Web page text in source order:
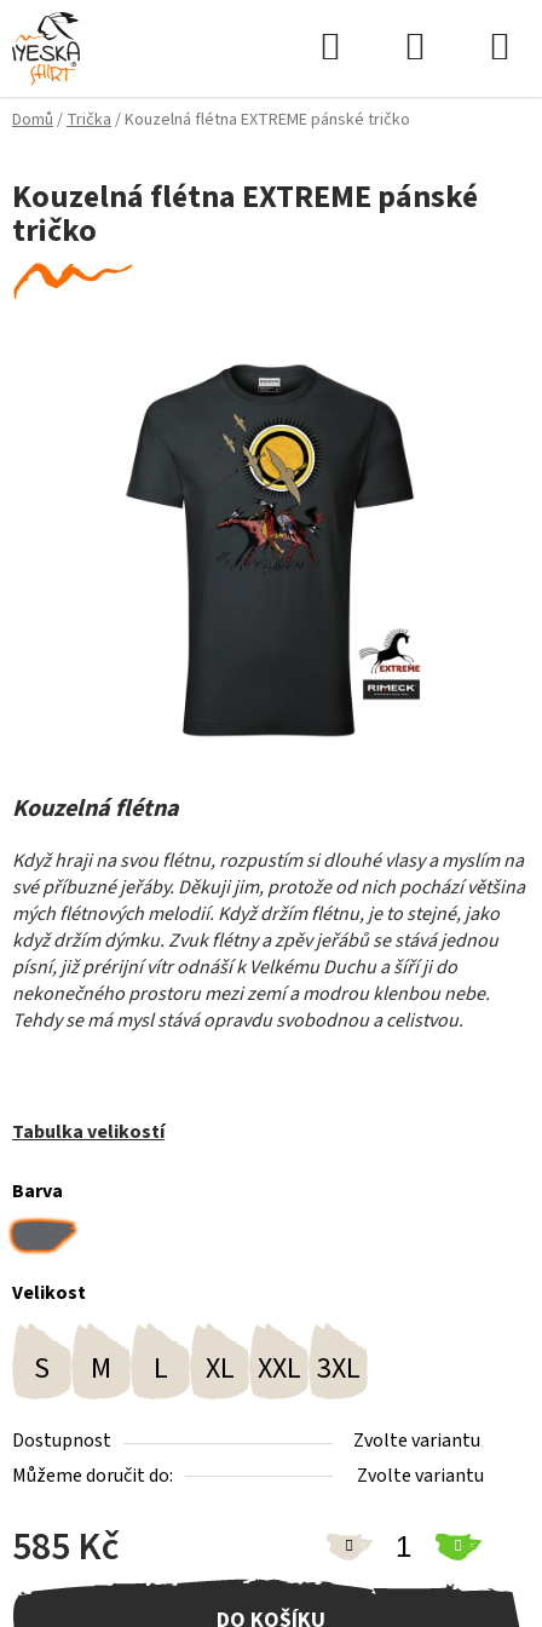
Přejít
na
obsah
Domů/Trička/Kouzelná flétna EXTREME pánské tričko
Kouzelná flétna
Když hraji na svou flétnu, rozpustím si dlouhé vlasy a myslím na
své příbuzné jeřáby. Děkuji jim, protože od nich pochází většina
mých flétnových melodií. Když držím flétnu, je to stejné, jako
když držím dýmku. Zvuk flétny a zpěv jeřábů se stává jednou
písní, již prérijní vítr odnáší k Velkému Duchu a šíří ji do
nekonečného prostoru mezi zemí a modrou klenbou nebe.
Tehdy se má mysl stává opravdu svobodnou a celistvou.
Tabulka velikostí
Barva
Velikost
S M L XL XXL 3XL
Dostupnost
Zvolte variantu
Můžeme doručit do:
Zvolte variantu
585 Kč
Měrná cena:
DO KOŠÍKU
Kouzelná flétna EXTREME pánské
tričko